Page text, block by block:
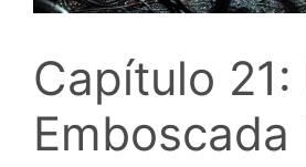
Capítulo 21:
Emboscada